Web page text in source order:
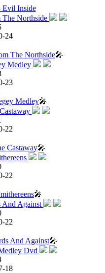
Evil Inside
24
The Northside🎤
23
Medley🎤
22
Castaway🎤
22
🎤
22
And Against🎤
18